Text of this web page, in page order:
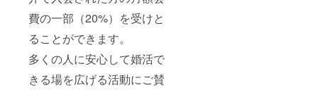
費の一部（20%）を受けと
ることができます。
多くの人に安心して婚活で
きる場を広げる活動にご賛